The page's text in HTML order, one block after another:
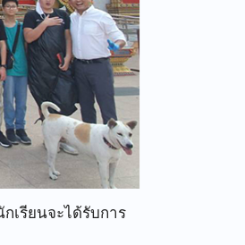
เรียนจะได้รับการ